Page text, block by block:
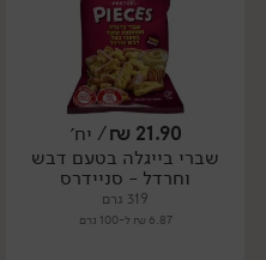
יח׳
21.90
₪/ יח׳
שברי בייגלה בטעם דבש
וחרדל - סניידרס
319 גרם
6.87 ₪ ל-100 גרם